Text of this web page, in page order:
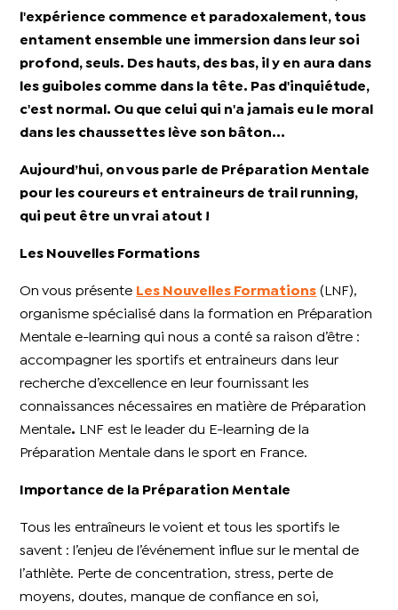
l'expérience commence et paradoxalement, tous
entament ensemble une immersion dans leur soi
profond, seuls. Des hauts, des bas, il y en aura dans
les guiboles comme dans la tête. Pas d'inquiétude,
c'est normal. Ou que celui qui n'a jamais eu le moral
dans les chaussettes lève son bâton...
Aujourd’hui, on vous parle de Préparation Mentale
pour les coureurs et entraineurs de trail running,
qui peut être un vrai atout !
Les Nouvelles Formations
On vous présente Les Nouvelles Formations (LNF),
organisme spécialisé dans la formation en Préparation
Mentale e-learning qui nous a conté sa raison d’être :
accompagner les sportifs et entraineurs dans leur
recherche d’excellence en leur fournissant les
connaissances nécessaires en matière de Préparation
Mentale.
LNF est le leader du E-learning de la
Préparation Mentale dans le sport en France.
Importance de la Préparation Mentale
Tous les entraîneurs le voient et tous les sportifs le
savent : l’enjeu de l’événement influe sur le mental de
l’athlète. Perte de concentration, stress, perte de
moyens, doutes, manque de confiance en soi,